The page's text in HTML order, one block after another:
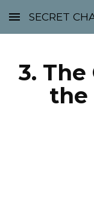
Skip to main
3.
the